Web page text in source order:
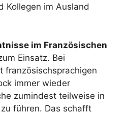
Kollegen im Ausland
im Französischen
Einsatz. Bei
französischsprachigen
immer wieder
zumindest teilweise in
führen. Das schafft